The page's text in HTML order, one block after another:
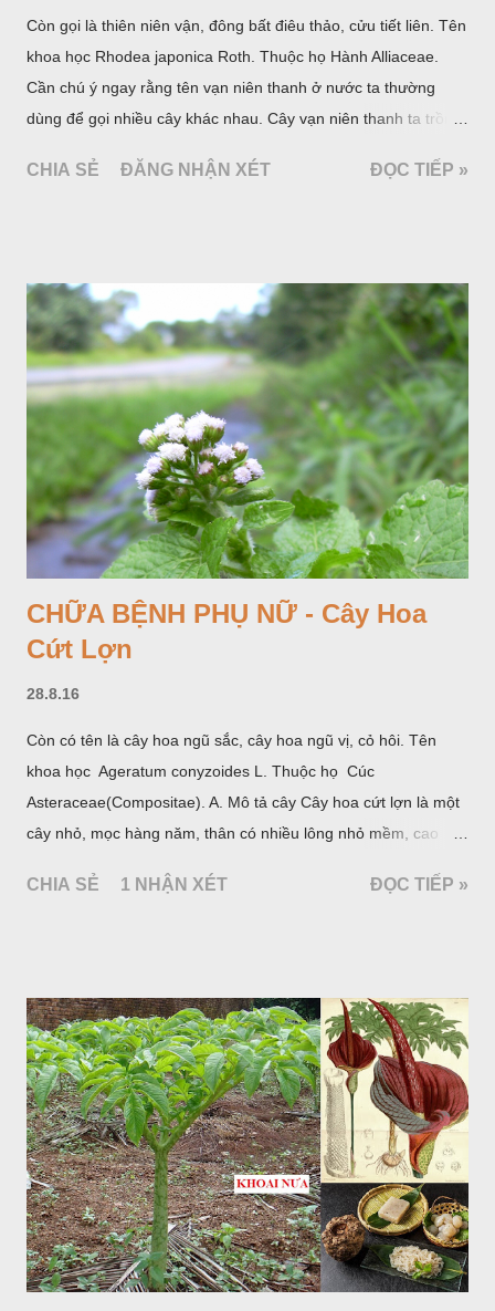
Còn gọi là thiên niên vận, đông bất điêu thảo, cửu tiết liên. Tên
khoa học Rhodea japonica Roth. Thuộc họ Hành Alliaceae.
Cần chú ý ngay rằng tên vạn niên thanh ở nước ta thường
dùng để gọi nhiều cây khác nhau. Cây vạn niên thanh ta trồng
Araceae. Còn cây vạn niên thanh giới thiệu ở đây thuộc họ
CHIA SẺ ĐĂNG NHẬN XÉT ĐỌC TIẾP »
CHỮA BỆNH PHỤ NỮ - Cây Hoa
Cứt Lợn
28.8.16
Còn có tên là cây hoa ngũ sắc, cây hoa ngũ vị, cỏ hôi. Tên
khoa học Ageratum conyzoides L. Thuộc họ Cúc
Asteraceae(Compositae). A. Mô tả cây Cây hoa cứt lợn là một
cây nhỏ, mọc hàng năm, thân có nhiều lông nhỏ mềm, cao
đối hình trứng hay 3 cạnh, dài 2-6cm, rộng 1-3cm, mép có
CHIA SẺ 1 NHẬN XÉT ĐỌC TIẾP »